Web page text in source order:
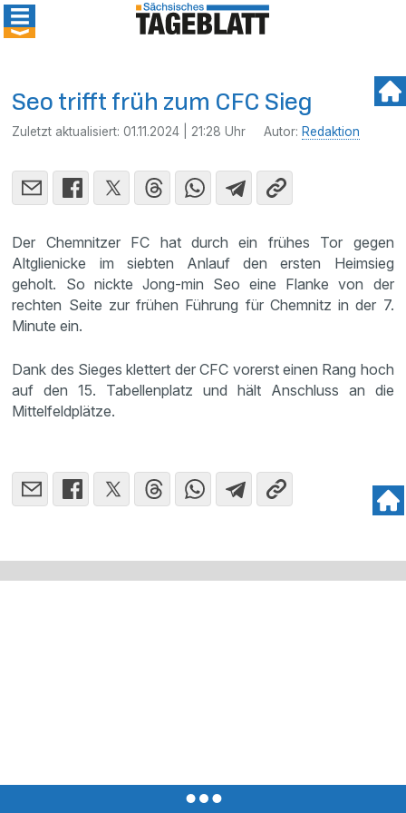
Seo trifft früh zum CFC Sieg
Zuletzt aktualisiert:01.11.2024 | 21:28 Uhr Autor: Redaktion
Der Chemnitzer FC hat durch ein frühes Tor gegen
Altglienicke im siebten Anlauf den ersten Heimsieg
geholt. So nickte Jong-min Seo eine Flanke von der
rechten Seite zur frühen Führung für Chemnitz in der 7.
Minute ein.
Dank des Sieges klettert der CFC vorerst einen Rang hoch
auf den 15. Tabellenplatz und hält Anschluss an die
Mittelfeldplätze.